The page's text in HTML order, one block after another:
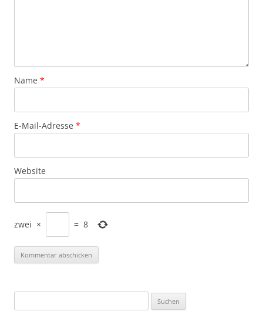
Name *
E-Mail-Adresse *
Website
zwei × = 8
nach: